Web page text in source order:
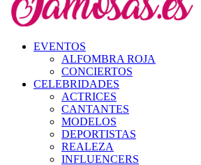
EVENTOS
ALFOMBRA ROJA
CONCIERTOS
CELEBRIDADES
ACTRICES
CANTANTES
MODELOS
DEPORTISTAS
REALEZA
INFLUENCERS